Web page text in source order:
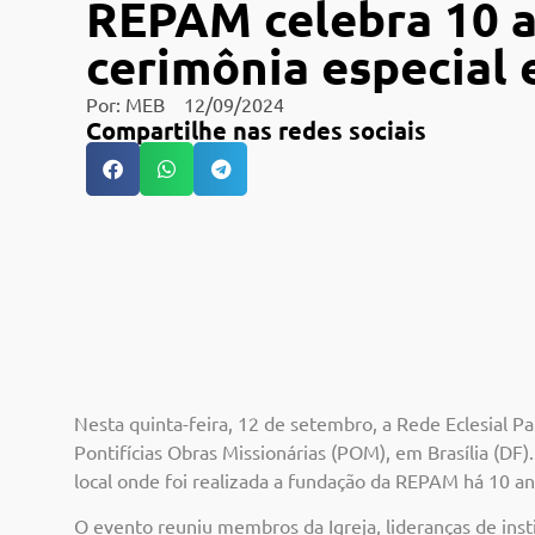
REPAM celebra 10
cerimônia especial
Por: MEB 12/09/2024
Compartilhe nas redes sociais
Nesta quinta-feira, 12 de setembro, a Rede Eclesial
Pontifícias Obras Missionárias (POM), em Brasília
local onde foi realizada a fundação da REPAM há 10
O evento reuniu membros da Igreja, lideranças de